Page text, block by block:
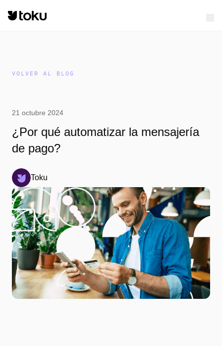
VOLVER AL BLOG
21 octubre 2024
¿Por qué automatizar la mensajería
de pago?
Toku